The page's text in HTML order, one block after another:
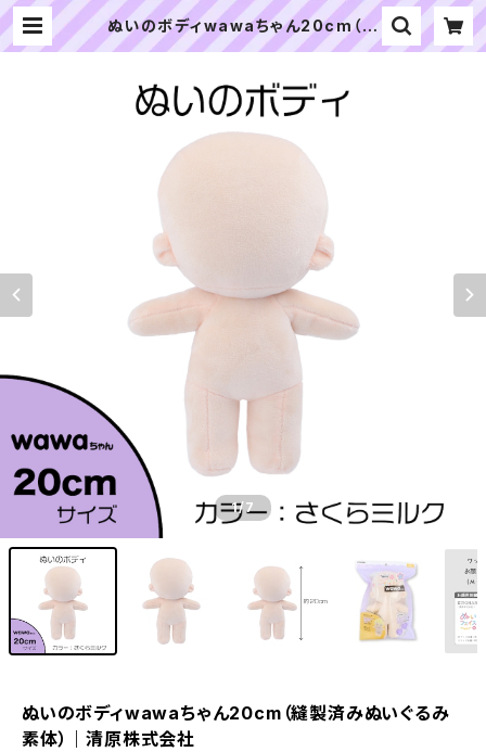
ぬいのボディwawaちゃん20cm（縫
製済みぬいぐるみ素体）｜清原株式会
1/7
ぬいのボディwawaちゃん20cm（縫製済みぬいぐるみ
素体）｜清原株式会社